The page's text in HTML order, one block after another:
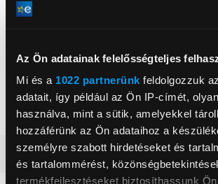
Az Ön adatainak felelősségteljes
Mi és a 1022 partnerünk feldolgozzuk
adatait, így például az Ön IP-címét,
használva, mint a sütik, amelyekkel
hozzáférünk az Ön adataihoz a
személyre szabott hirdetéseket és
és tartalommérést,
termékfejlesztéseket biztosíthassunk
Kijelző típusa
Memória mérete
512 MB
Kijelző méret
1,44 inch
Szín
Sötétkék
Részletes ismertető